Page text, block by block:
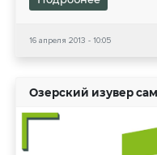
16 апреля 2013 - 10:05
Озерский изувер